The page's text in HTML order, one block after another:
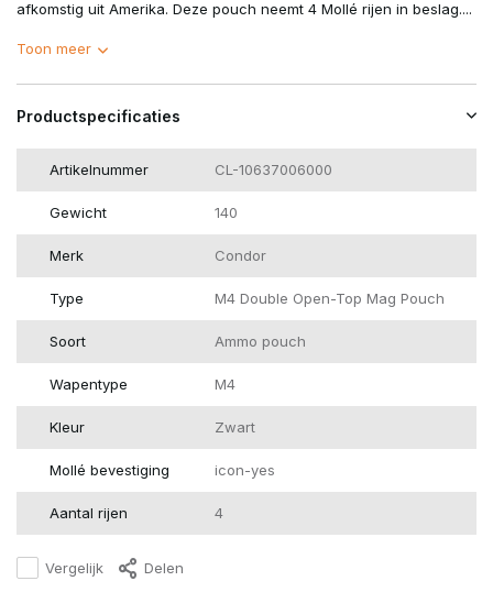
afkomstig uit Amerika. Deze pouch neemt 4 Mollé rijen in beslag....
Toon meer
Productspecificaties
Artikelnummer CL-10637006000
Gewicht 140
Merk Condor
Type M4 Double Open-Top Mag Pouch
Soort Ammo pouch
Wapentype M4
Kleur Zwart
Mollé bevestiging icon-yes
Aantal rijen 4
Vergelijk Delen